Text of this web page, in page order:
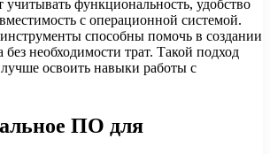
функциональность, удобство
с операционной системой.
способны помочь в создании
без необходимости трат. Такой подход
освоить навыки работы с
ПО для